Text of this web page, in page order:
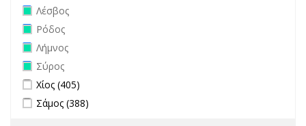
Remove Λέσβος filter
Λέσβος
Remove Ρόδος filter
Ρόδος
Remove Λήμνος filter
Λήμνος
Remove Σύρος filter
Σύρος
Apply Χίος filter
Χίος (405)
Apply Σάμος filter
Σάμος (388)